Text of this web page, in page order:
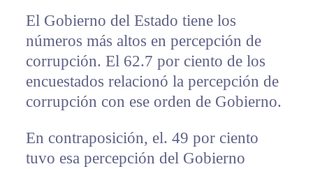
El Gobierno del Estado tiene los
números más altos en percepción de
corrupción. El 62.7 por ciento de los
encuestados relacionó la percepción de
corrupción con ese orden de Gobierno.
En contraposición, el. 49 por ciento
tuvo esa percepción del Gobierno